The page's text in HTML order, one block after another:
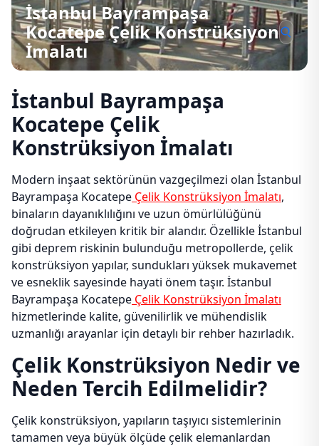
İstanbul Bayrampaşa
Kocatepe Çelik Konstrüksiyon
İmalatı
İstanbul Bayrampaşa
Kocatepe Çelik
Konstrüksiyon İmalatı
Modern inşaat sektörünün vazgeçilmezi olan İstanbul
Bayrampaşa Kocatepe Çelik Konstrüksiyon İmalatı,
binaların dayanıklılığını ve uzun ömürlülüğünü
doğrudan etkileyen kritik bir alandır. Özellikle İstanbul
gibi deprem riskinin bulunduğu metropollerde, çelik
konstrüksiyon yapılar, sundukları yüksek mukavemet
ve esneklik sayesinde hayati önem taşır. İstanbul
Bayrampaşa Kocatepe Çelik Konstrüksiyon İmalatı
hizmetlerinde kalite, güvenilirlik ve mühendislik
uzmanlığı arayanlar için detaylı bir rehber hazırladık.
Çelik Konstrüksiyon Nedir ve
Neden Tercih Edilmelidir?
Çelik konstrüksiyon, yapıların taşıyıcı sistemlerinin
tamamen veya büyük ölçüde çelik elemanlardan